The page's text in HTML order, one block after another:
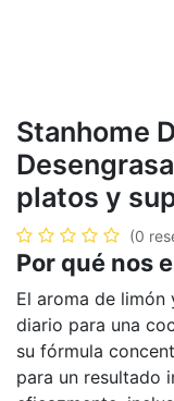
Stanhome
platos y
(0
Por qué ​nos
El aroma de limón
diario para una
su fórmula
para un resultado